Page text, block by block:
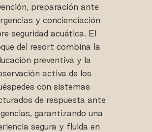
preparación ante
y concienciación
seguridad acuática. El
del resort combina la
preventiva y la
activa de los
con sistemas
de respuesta ante
garantizando una
segura y fluida en